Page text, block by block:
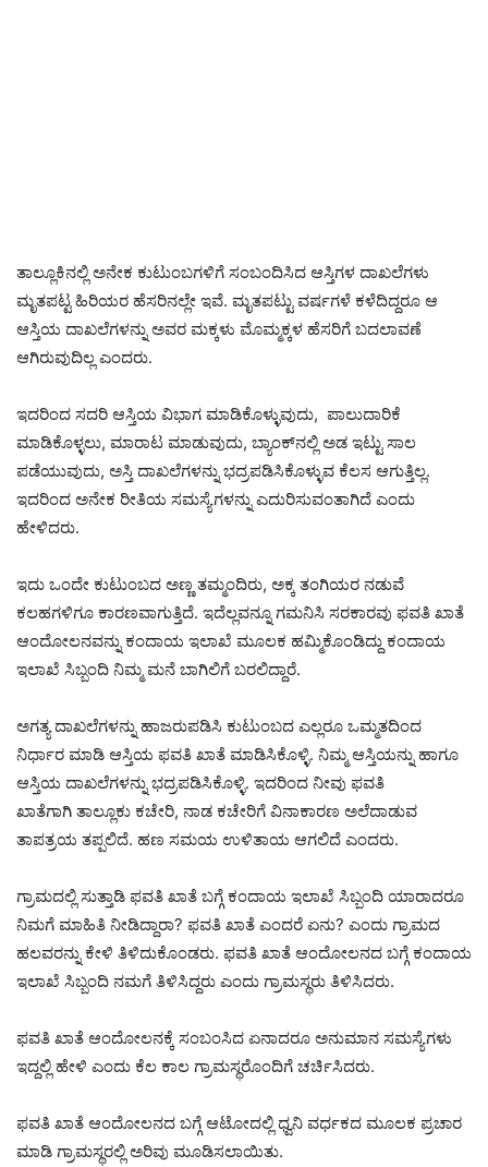
ತಾಲ್ಲೂಕಿನಲ್ಲಿ ಅನೇಕ ಕುಟುಂಬಗಳಿಗೆ ಸಂಬಂದಿಸಿದ ಆಸ್ತಿಗಳ ದಾಖಲೆಗಳು
ಮೃತಪಟ್ಟ ಹಿರಿಯರ ಹೆಸರಿನಲ್ಲೇ ಇವೆ. ಮೃತಪಟ್ಟು ವರ್ಷಗಳೆ ಕಳೆದಿದ್ದರೂ ಆ
ಆಸ್ತಿಯ ದಾಖಲೆಗಳನ್ನು ಅವರ ಮಕ್ಕಳು ಮೊಮ್ಮಕ್ಕಳ ಹೆಸರಿಗೆ ಬದಲಾವಣೆ
ಆಗಿರುವುದಿಲ್ಲ ಎಂದರು.
ಇದರಿಂದ ಸದರಿ ಆಸ್ತಿಯ ವಿಭಾಗ ಮಾಡಿಕೊಳ್ಳುವುದು, ಪಾಲುದಾರಿಕೆ
ಮಾಡಿಕೊಳ್ಳಲು, ಮಾರಾಟ ಮಾಡುವುದು, ಬ್ಯಾಂಕ್‌ನಲ್ಲಿ ಅಡ ಇಟ್ಟು ಸಾಲ
ಪಡೆಯುವುದು, ಅಸ್ತಿ ದಾಖಲೆಗಳನ್ನು ಭದ್ರಪಡಿಸಿಕೊಳ್ಳುವ ಕೆಲಸ ಆಗುತ್ತಿಲ್ಲ.
ಇದರಿಂದ ಅನೇಕ ರೀತಿಯ ಸಮಸ್ಯೆಗಳನ್ನು ಎದುರಿಸುವಂತಾಗಿದೆ ಎಂದು
ಹೇಳಿದರು.
ಇದು ಒಂದೇ ಕುಟುಂಬದ ಅಣ್ಣ ತಮ್ಮಂದಿರು, ಅಕ್ಕ ತಂಗಿಯರ ನಡುವೆ
ಕಲಹಗಳಿಗೂ ಕಾರಣವಾಗುತ್ತಿದೆ. ಇದೆಲ್ಲವನ್ನೂ ಗಮನಿಸಿ ಸರಕಾರವು ಫವತಿ ಖಾತೆ
ಆಂದೋಲನವನ್ನು ಕಂದಾಯ ಇಲಾಖೆ ಮೂಲಕ ಹಮ್ಮಿಕೊಂಡಿದ್ದು ಕಂದಾಯ
ಇಲಾಖೆ ಸಿಬ್ಬಂದಿ ನಿಮ್ಮ ಮನೆ ಬಾಗಿಲಿಗೆ ಬರಲಿದ್ದಾರೆ.
ಅಗತ್ಯ ದಾಖಲೆಗಳನ್ನು ಹಾಜರುಪಡಿಸಿ ಕುಟುಂಬದ ಎಲ್ಲರೂ ಒಮ್ಮತದಿಂದ
ನಿರ್ಧಾರ ಮಾಡಿ ಆಸ್ತಿಯ ಫವತಿ ಖಾತೆ ಮಾಡಿಸಿಕೊಳ್ಳಿ. ನಿಮ್ಮ ಆಸ್ತಿಯನ್ನು ಹಾಗೂ
ಆಸ್ತಿಯ ದಾಖಲೆಗಳನ್ನು ಭದ್ರಪಡಿಸಿಕೊಳ್ಳಿ. ಇದರಿಂದ ನೀವು ಫವತಿ
ಖಾತೆಗಾಗಿ ತಾಲ್ಲೂಕು ಕಚೇರಿ, ನಾಡ ಕಚೇರಿಗೆ ವಿನಾಕಾರಣ ಅಲೆದಾಡುವ
ತಾಪತ್ರಯ ತಪ್ಪಲಿದೆ. ಹಣ ಸಮಯ ಉಳಿತಾಯ ಆಗಲಿದೆ ಎಂದರು.
ಗ್ರಾಮದಲ್ಲಿ ಸುತ್ತಾಡಿ ಫವತಿ ಖಾತೆ ಬಗ್ಗೆ ಕಂದಾಯ ಇಲಾಖೆ ಸಿಬ್ಬಂದಿ ಯಾರಾದರೂ
ನಿಮಗೆ ಮಾಹಿತಿ ನೀಡಿದ್ದಾರಾ? ಫವತಿ ಖಾತೆ ಎಂದರೆ ಏನು? ಎಂದು ಗ್ರಾಮದ
ಹಲವರನ್ನು ಕೇಳಿ ತಿಳಿದುಕೊಂಡರು. ಫವತಿ ಖಾತೆ ಆಂದೋಲನದ ಬಗ್ಗೆ ಕಂದಾಯ
ಇಲಾಖೆ ಸಿಬ್ಬಂದಿ ನಮಗೆ ತಿಳಿಸಿದ್ದರು ಎಂದು ಗ್ರಾಮಸ್ಥರು ತಿಳಿಸಿದರು.
ಫವತಿ ಖಾತೆ ಆಂದೋಲನಕ್ಕೆ ಸಂಬಂಸಿದ ಏನಾದರೂ ಅನುಮಾನ ಸಮಸ್ಯೆಗಳು
ಇದ್ದಲ್ಲಿ ಹೇಳಿ ಎಂದು ಕೆಲ ಕಾಲ ಗ್ರಾಮಸ್ಥರೊಂದಿಗೆ ಚರ್ಚಿಸಿದರು.
ಫವತಿ ಖಾತೆ ಆಂದೋಲನದ ಬಗ್ಗೆ ಆಟೋದಲ್ಲಿ ಧ್ವನಿ ವರ್ಧಕದ ಮೂಲಕ ಪ್ರಚಾರ
ಮಾಡಿ ಗ್ರಾಮಸ್ಥರಲ್ಲಿ ಅರಿವು ಮೂಡಿಸಲಾಯಿತು.